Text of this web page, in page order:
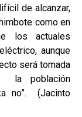
de alcanzar,
como en
los actuales
aunque
será tomada
la población
no”. (Jacinto